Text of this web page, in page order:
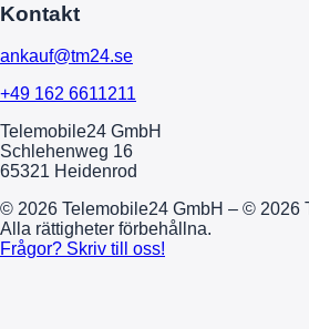
Kontakt
ankauf@tm24.se
+49 162 6611211
Telemobile24 GmbH
Schlehenweg 16
65321 Heidenrod
© 2026 Telemobile24 GmbH – © 2026
Alla rättigheter förbehållna.
Frågor? Skriv till oss!